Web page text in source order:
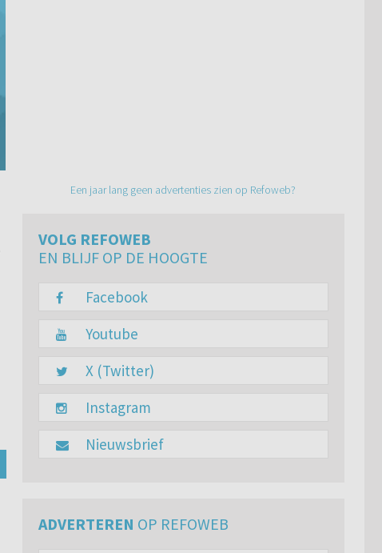
Een jaar lang geen advertenties zien op Refoweb?
VOLG REFOWEB
EN BLIJF OP DE HOOGTE
Facebook
Youtube
X (Twitter)
Instagram
Nieuwsbrief
ADVERTEREN OP REFOWEB